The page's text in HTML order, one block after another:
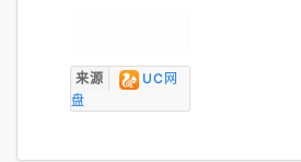
来源
UC网
盘